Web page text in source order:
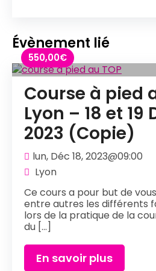
Évènement lié
550,00€
Course à pied
Lyon – 18 et 19
2023 (Copie)
lun, Déc 18, 2023@09:00
Lyon
Ce cours a pour but de
entre autres les différents
lors de la pratique de la
du [...]
En savoir plus